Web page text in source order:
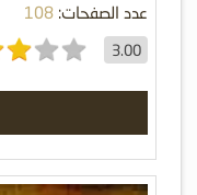
عدد الصفحات: 108
3.00